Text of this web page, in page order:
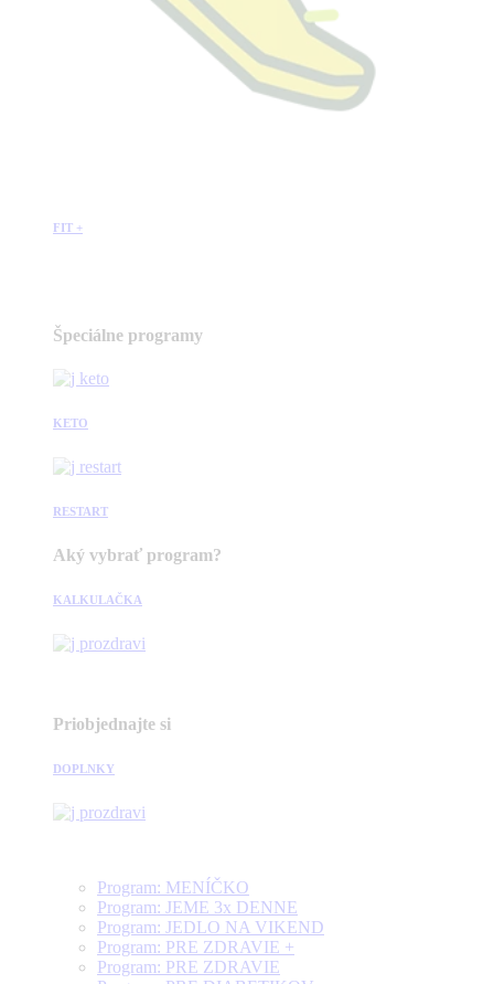
FIT +
Špeciálne programy
KETO
RESTART
Aký vybrať program?
KALKULAČKA
Priobjednajte si
DOPLNKY
Program: MENÍČKO
Program: JEME 3x DENNE
Program: JEDLO NA VIKEND
Program: PRE ZDRAVIE +
Program: PRE ZDRAVIE